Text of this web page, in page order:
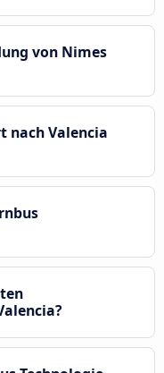
von Nimes
nach Valencia